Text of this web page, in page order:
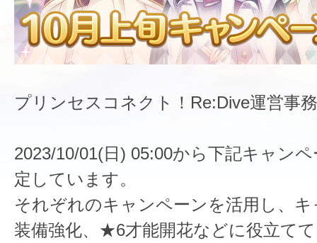
プリンセスコネクト！Re:Dive運営事
2023/10/01(日) 05:00から下記キャン
定しています。
それぞれのキャンペーンを活用し、
装備強化、★6才能開花などに役立て